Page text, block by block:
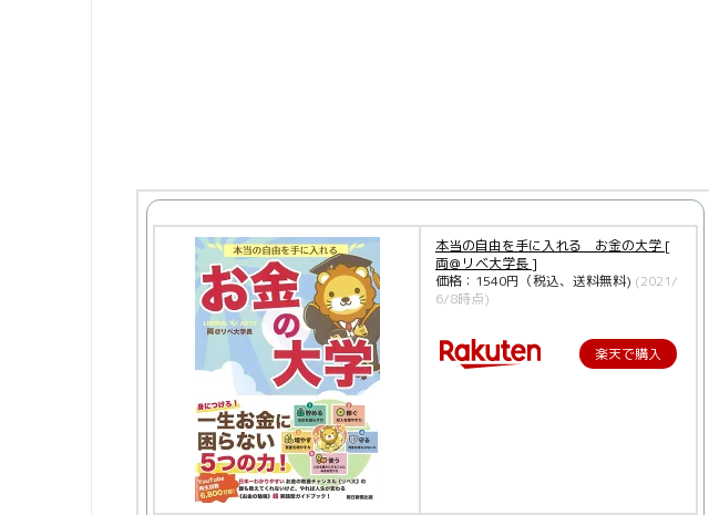
本当の自由を手に入れる お金の大学 [
両＠リベ大学長 ]
価格：1540円（税込、送料無料) (2021/
6/8時点)
楽天で購入